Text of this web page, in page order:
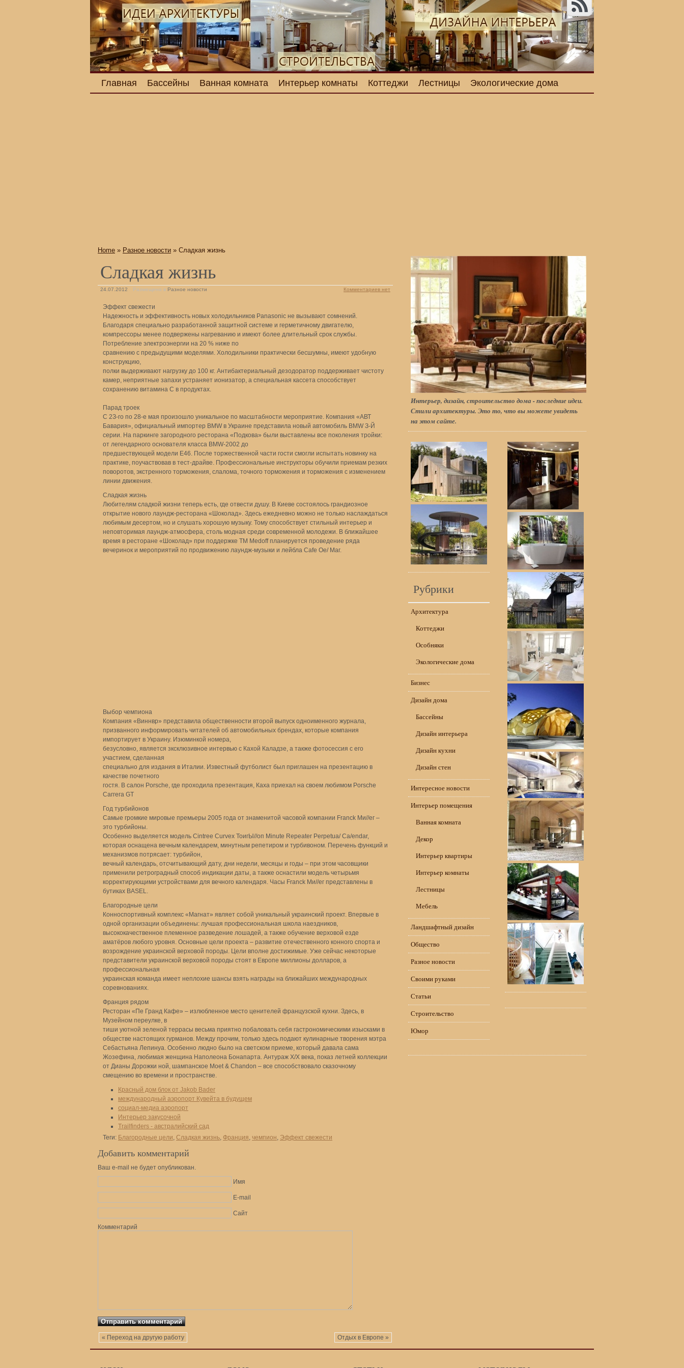
Главная Бассейны Ванная комната Интерьер комнаты Коттеджи Лестницы Экологические дома
Home » Разное новости » Сладкая жизнь
Сладкая жизнь
24.07.2012 Размещено в Разное новости Комментариев нет
Эффект свежести
Надежность и эффективность новых холодильников Panasonic не вызывают сомнений.
Благодаря специально разработанной защитной системе и герметичному двигателю,
компрессоры менее подвержены нагреванию и имеют более длительный срок службы.
Потребление электроэнергии на 20 % ниже по
сравнению с предыдущими моделями. Холодильники практически бесшумны, имеют удобную
конструкцию,
полки выдерживают нагрузку до 100 кг. Антибактериальный дезодоратор поддерживает чистоту
камер, неприятные запахи устраняет ионизатор, а специальная кассета способствует
сохранению витамина С в продуктах.
Парад троек
С 2З-го по 28-е мая произошло уникальное по масштабности мероприятие. Компания «АВТ
Бавария», официальный импортер BMW в Украине представила новый автомобиль BMW З-Й
серии. На паркинге загородного ресторана «Подкова» были выставлены все поколения тройки:
от легендарного основателя класса BMW-2002 до
предшествующей модели Е46. После торжественной части гости смогли испытать новинку на
практике, поучаствовав в тест-драйве. Профессиональные инструкторы обучили приемам резких
поворотов, экстренного торможения, слалома, точного торможения и торможения с изменением
линии движения.
Сладкая жизнь
Любителям сладкой жизни теперь есть, где отвести душу. В Киеве состоялось грандиозное
открытие нового лаундж-ресторана «Шоколад». Здесь ежедневно можно не только наслаждаться
любимым десертом, но и слушать хорошую музыку. Тому способствует стильный интерьер и
неповторимая лаундж-атмосфера, столь модная среди современной молодежи. В ближайшее
время в ресторане «Шоколад» при поддержке ТМ Medoff планируется проведение ряда
вечеринок и мероприятий по продвижению лаундж-музыки и лейбла Cafe Ое/ Маг.
Выбор чемпиона
Компания «Виннвр» представила общественности второй выпуск одноименного журнала,
призванного информировать читателей об автомобильных брендах, которые компания
импортирует в Украину. Изюминкой номера,
безусловно, является зксклюзивное интервью с Кахой Каладзе, а также фотосессия с его
участием, сделанная
специально для издания в Италии. Известный футболист был приглашен на презентацию в
качестве почетного
гостя. В салон Porsche, где проходила презентация, Каха приехал на своем любимом Porsche
Саггега GT
Год турбийонов
Самые громкие мировые премьеры 2005 года от знаменитой часовой компании Franck Ми//ег –
это турбийоны.
Особенно выделяется модель Cintree Curvex ТоигЫ//оп Minute Repeater Perpetua/ Ca/endar,
которая оснащена вечным календарем, минутным репетиром и турбивоном. Перечень функций и
механизмов потрясает: турбийон,
вечный календарь, отсчитывающий дату, дни недели, месяцы и годы – при этом часовщики
применили ретроградный способ индикации даты, а также оснастили модель четырьмя
корректирующими устройствами для вечного календаря. Часы Franck Ми//ег представлены в
бутиках BASEL.
Благородные цели
Конноспортивный комплекс «Магнат» являет собой уникальный украинский проект. Впервые в
одной организации объединены: лучшая профессиональная школа наездников,
высококачественное племенное разведение лошадей, а также обучение верховой езде
аматёров любого уровня. Основные цели проекта – развитие отечественного конного спорта и
возрождение украинской верховой породы. Цели вполне достижимые. Уже сейчас некоторые
представители украинской верховой породы стоят в Европе миллионы долларов, а
профессиональная
украинская команда имеет неплохие шансы взять награды на ближайших международных
соревнованиях.
Франция рядом
Ресторан «Пе Гранд Кафе» – излюбленное место ценителей французской кухни. Здесь, в
Музейном переулке, в
тиши уютной зеленой террасы весьма приятно побаловать себя гастрономическими изысками в
обществе настоящих гурманов. Между прочим, только здесь подают кулинарные творения мэтра
Себастьяна Лепинуа. Особенно людно было на светском приеме, который давала сама
Жозефина, любимая женщина Наполеона Бонапарта. Антураж Х/Х века, показ летней коллекции
от Дианы Дорожки ной, шампанское Moet & Chandon – все способствовало сказочному
смещению во времени и пространстве.
Красный дом блок от Jakob Bader
международный аэропорт Кувейта в будущем
социал-медиа аэропорт
Интерьер закусочной
Trailfinders - австралийский сад
Теги: Благородные цели, Сладкая жизнь, Франция, чемпион, Эффект свежести
Добавить комментарий
Ваш e-mail не будет опубликован.
Имя
E-mail
Сайт
Комментарий
« Переход на другую работу Отдых в Европе »
Интерьер, дизайн, строительство дома - последние идеи.
Стили архитектуры. Это то, что вы можете увидеть
на этом сайте.
Рубрики
Архитектура
Коттеджи
Особняки
Экологические дома
Бизнес
Дизайн дома
Бассейны
Дизайн интерьера
Дизайн кухни
Дизайн стен
Интересное новости
Интерьер помещения
Ванная комната
Декор
Интерьер квартиры
Интерьер комнаты
Лестницы
Мебель
Ландшафтный дизайн
Общество
Разное новости
Своими руками
Статьи
Строительство
Юмор